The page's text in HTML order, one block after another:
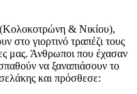
(Κολοκοτρώνη & Νικίου),
στο γιορτινό τραπέζι τους
μας. Άνθρωποι που έχασαν
να ξαναπιάσουν το
και πρόσθεσε: